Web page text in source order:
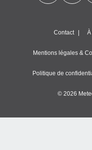
Contact
Mentions légales &
Politique de
© 2026